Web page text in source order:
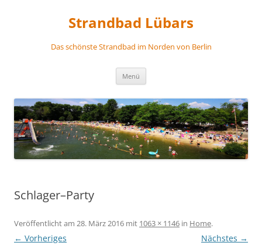
Strandbad Lübars
Das schönste Strandbad im Norden von Berlin
Menü
Schlager–Party
Veröffentlicht am 28. März 2016 mit 1063 × 1146 in Home.
← Vorheriges Nächstes →